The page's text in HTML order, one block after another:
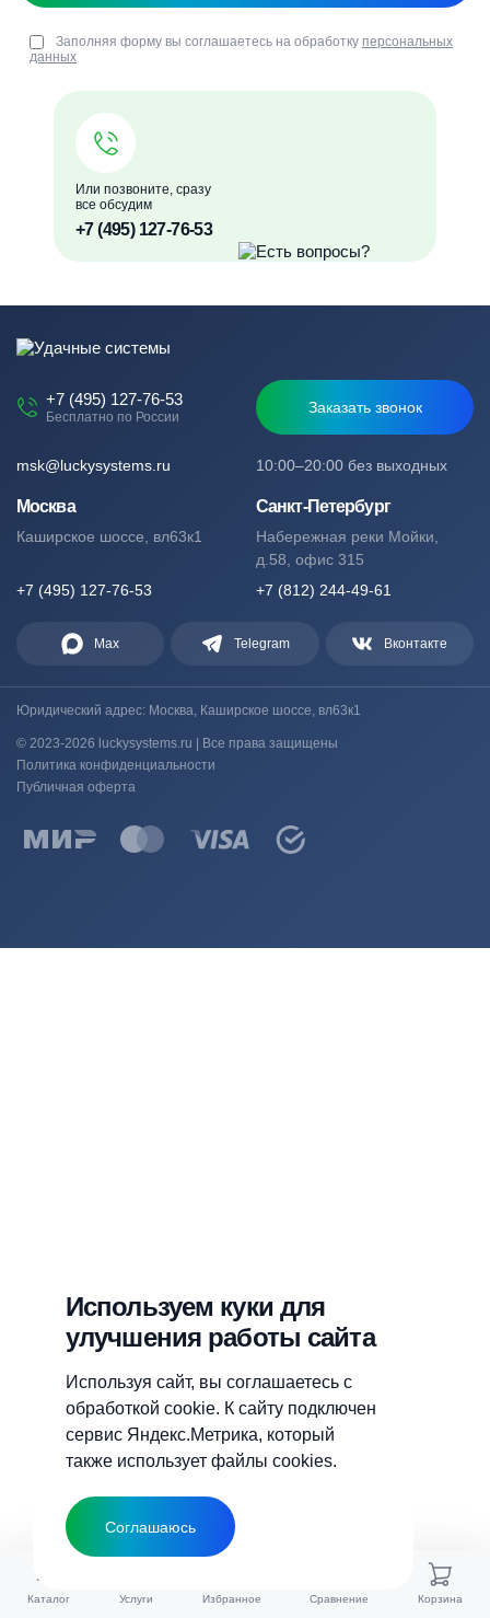
Или позвоните, сразу
все обсудим
+7 (495) 127-76-53
Заполняя форму вы соглашаетесь на обработку персональных
данных
+7 (495) 127-76-53
Бесплатно по России
Заказать звонок
10:00–20:00 без выходных
msk@luckysystems.ru
Москва
Каширское шоссе, вл63к1
+7 (495) 127-76-53
Санкт-Петербург
Набережная реки Мойки,
д.58, офис 315
+7 (812) 244-49-61
Max Telegram Вконтакте
Юридический адрес: Москва, Каширское шоссе, вл63к1
© 2023-2026 luckysystems.ru | Все права защищены
Политика конфиденциальности
Публичная оферта
Используем куки для
улучшения работы сайта
Используя сайт, вы соглашаетесь с
обработкой cookie. К сайту подключен
сервис Яндекс.Метрика, который
также использует файлы cookies.
Соглашаюсь
Каталог Услуги Избранное Сравнение Корзина